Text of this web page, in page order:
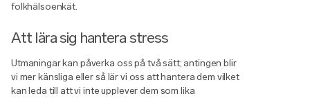
folkhälsoenkät.
Att lära sig hantera stress
Utmaningar kan påverka oss på två sätt; antingen blir
vi mer känsliga eller så lär vi oss att hantera dem vilket
kan leda till att vi inte upplever dem som lika